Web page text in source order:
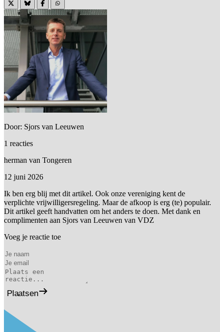
Door: Sjors van Leeuwen
1 reacties
herman van Tongeren
12 juni 2026
Ik ben erg blij met dit artikel. Ook onze vereniging kent de
verplichte vrijwilligersregeling. Maar de afkoop is erg (te) populair.
Dit artikel geeft handvatten om het anders te doen. Met dank en
complimenten aan Sjors van Leeuwen van VDZ
Voeg je reactie toe
Plaatsen